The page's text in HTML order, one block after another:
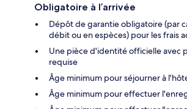
Obligatoire à l’arrivée
Dépôt de garantie obligatoire (par
débit ou en espèces) pour les frais
Une pièce d'identité officielle avec
requise
Âge minimum pour séjourner à
Âge minimum pour effectuer